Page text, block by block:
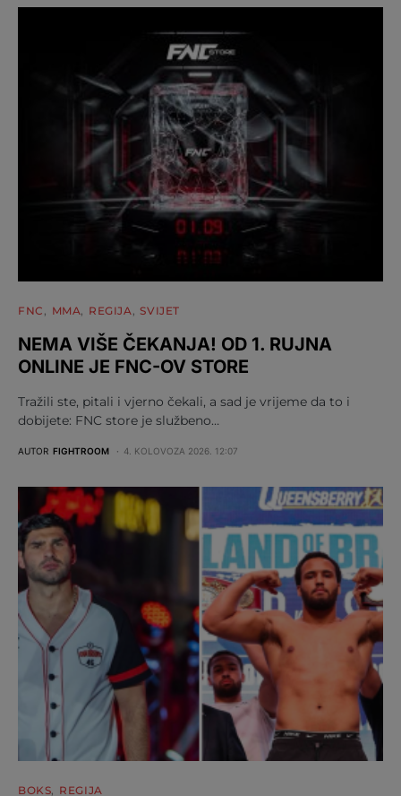
FNC MMA REGIJA SVIJET
NEMA VIŠE ČEKANJA! OD 1. RUJNA
ONLINE JE FNC-OV STORE
Tražili ste, pitali i vjerno čekali, a sad je vrijeme da to i
dobijete: FNC store je službeno…
AUTOR FIGHTROOM 4. KOLOVOZA 2026. 12:07
BOKS REGIJA